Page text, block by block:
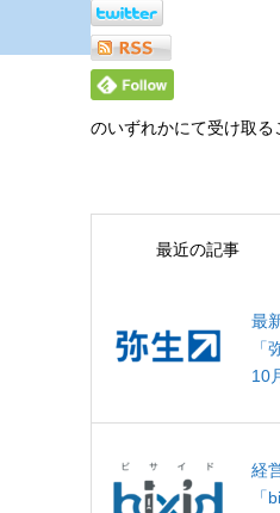
のいずれかにて受け取る
最近の記事
最
「
10
経
「